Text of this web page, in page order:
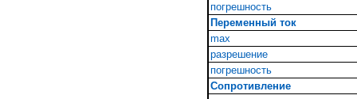
погрешность
Переменный ток
max
разрешение
погрешность
Сопротивление